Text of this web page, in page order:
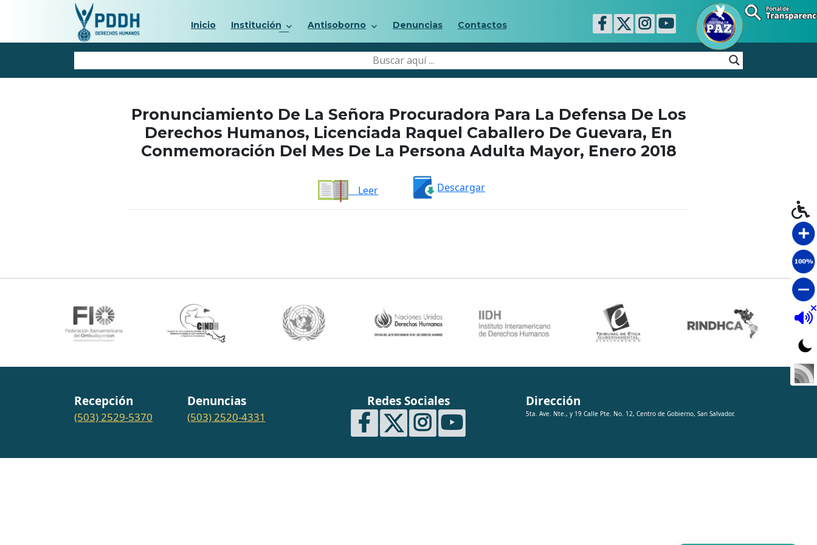
Inicio Institución Antisoborno Denuncias Contactos
Pronunciamiento De La Señora Procuradora Para La Defensa De Los
Derechos Humanos, Licenciada Raquel Caballero De Guevara, En
Conmemoración Del Mes De La Persona Adulta Mayor, Enero 2018
Leer Descargar
Recepción
(503) 2529-5370
Denuncias
(503) 2520-4331
Redes Sociales Dirección
5ta. Ave. Nte., y 19 Calle Pte. No. 12, Centro de Gobierno, San Salvador.